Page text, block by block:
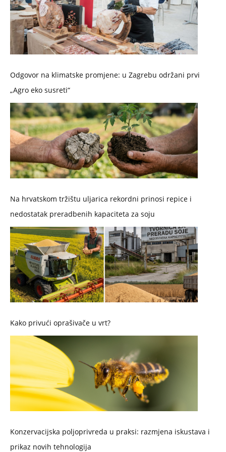
Odgovor na klimatske promjene: u Zagrebu održani prvi
„Agro eko susreti“
Na hrvatskom tržištu uljarica rekordni prinosi repice i
nedostatak preradbenih kapaciteta za soju
Kako privući oprašivače u vrt?
Konzervacijska poljoprivreda u praksi: razmjena iskustava i
prikaz novih tehnologija